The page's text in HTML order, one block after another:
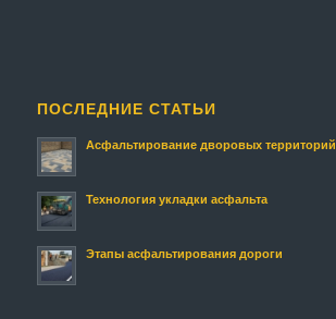
ПОСЛЕДНИЕ СТАТЬИ
Асфальтирование дворовых территорий
Технология укладки асфальта
Этапы асфальтирования дороги